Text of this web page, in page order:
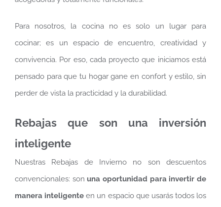
Para nosotros, la cocina no es solo un lugar para
cocinar; es un espacio de encuentro, creatividad y
convivencia. Por eso, cada proyecto que iniciamos está
pensado para que tu hogar gane en confort y estilo, sin
perder de vista la practicidad y la durabilidad.
Rebajas que son una inversión
inteligente
Nuestras Rebajas de Invierno no son descuentos
convencionales: sonuna oportunidad para invertir de
manera inteligente en un espacio que usarás todos los